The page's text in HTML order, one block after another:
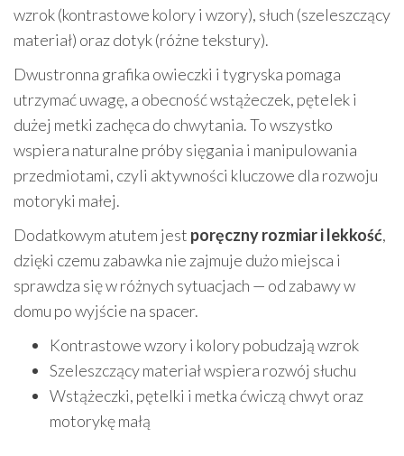
wzrok (kontrastowe kolory i wzory), słuch (szeleszczący
materiał) oraz dotyk (różne tekstury).
Dwustronna grafika owieczki i tygryska pomaga
utrzymać uwagę, a obecność wstążeczek, pętelek i
dużej metki zachęca do chwytania. To wszystko
wspiera naturalne próby sięgania i manipulowania
przedmiotami, czyli aktywności kluczowe dla rozwoju
motoryki małej.
Dodatkowym atutem jest poręczny rozmiar i lekkość,
dzięki czemu zabawka nie zajmuje dużo miejsca i
sprawdza się w różnych sytuacjach — od zabawy w
domu po wyjście na spacer.
Kontrastowe wzory i kolory pobudzają wzrok
Szeleszczący materiał wspiera rozwój słuchu
Wstążeczki, pętelki i metka ćwiczą chwyt oraz
motorykę małą